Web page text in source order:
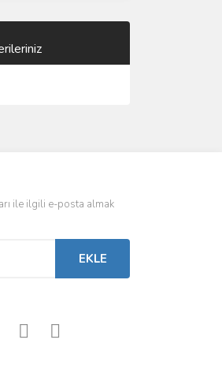
ile ilgili e-posta almak
EKLE